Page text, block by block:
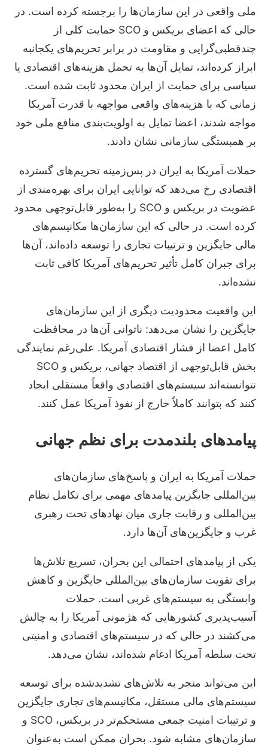
ملی واقعی در این سازمان‌ها را برجسته کرده است. در
حالی که اعضای بریکس و SCO حمایت کلی از
چندقطبی‌گرایی و مقاومت در برابر تحریم‌های یکجانبه
ابراز کرده‌اند، تمایل آن‌ها به تحمل هزینه‌های اقتصادی یا
سیاسی برای حمایت از ایران محدود ثابت شده است.
زمانی که با هزینه‌های واقعی مواجهه با قدرت آمریکا
مواجه شدند، اعضا تمایل به اولویت‌بندی منافع ملی خود
بر همبستگی سازمانی نشان دادند.
حملات آمریکا به ایران در پس‌زمینه تحریم‌های گسترده
اقتصادی رخ می‌دهد که توانایی ایران برای بهره‌مندی از
عضویت در بریکس و SCO را به‌طور قابل‌توجهی محدود
کرده است. در حالی که این سازمان‌ها مکانیسم‌های
مالی جایگزین و ترتیبات تجاری را توسعه داده‌اند، آن‌ها
برای جبران کامل تأثیر تحریم‌های آمریکا کافی ثابت
نشده‌اند.
این واقعیت محدودیت دیگری از این سازمان‌های
جایگزین را نشان می‌دهد: ناتوانی آن‌ها در محافظت
کامل اعضا از فشار اقتصادی آمریکا. علی‌رغم نمایندگی
بخش قابل‌توجهی از اقتصاد جهانی، بریکس و SCO
نتوانسته‌اند سیستم‌های اقتصادی واقعاً مستقلی ایجاد
کنند که بتوانند کاملاً خارج از نفوذ آمریکا عمل کنند.
پیامدهای بلندمدت برای نظم جهانی
حملات آمریکا به ایران و پاسخ‌های سازمان‌های
بین‌المللی جایگزین پیامدهای مهمی برای تکامل نظام
بین‌المللی و رقابت جاری میان نهادهای تحت رهبری
غرب و جایگزین‌های آن‌ها دارد.
یکی از پیامدهای احتمالی این بحران، تسریع تلاش‌ها
برای تقویت سازمان‌های بین‌المللی جایگزین و کاهش
وابستگی به سیستم‌های غربی است. حملات
آسیب‌پذیری کشورهایی که هژمونی آمریکا را به چالش
می‌کشند در حالی که در سیستم‌های اقتصادی و امنیتی
تحت سلطه آمریکا ادغام شده‌اند، نشان می‌دهد.
این می‌تواند منجر به تلاش‌های تشدیدشده برای توسعه
سیستم‌های مالی مستقل، مکانیسم‌های تجاری جایگزین
و ترتیبات امنیت جمعی مستحکم‌تر در بریکس، SCO و
سازمان‌های مشابه شود. بحران ممکن است به‌عنوان